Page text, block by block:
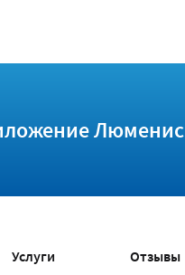
Люменис
Услуги Отзывы